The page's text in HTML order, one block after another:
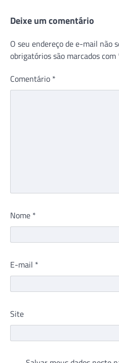
Deixe um comentário
O seu endereço de e-mail não
obrigatórios são marcados com
Comentário *
Nome *
E-mail *
Site